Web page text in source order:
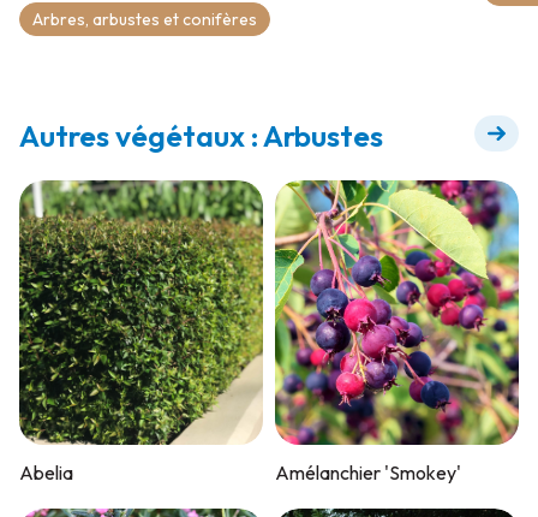
Arbres, arbustes et conifères
Autres végétaux : Arbustes
Abelia Amélanchier 'Smokey'